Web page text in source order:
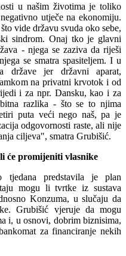
u našim životima je toliko
utječe na ekonomiju.
vide državu svuda oko sebe,
sindrom. Onaj tko je glavni
- njega se zaziva da riješi
se smatra spasiteljem. I u
države jer državni aparat,
na privatni krvotok i od
i za npr. Dansku, kao i za
razlika - što se to njima
puta veći nego naš, pa je
odgovornosti raste, ali nije
ciljeva", smatra Grubišić.
će promijeniti vlasnike
tjedana predstavila je plan
mogu li tvrtke iz sustava
Konzuma, u slučaju da
Grubišić vjeruje da mogu
i, u osnovi, dobrim biznisima,
za financiranje nekih